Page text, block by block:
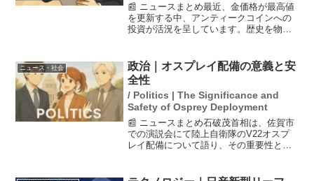
📰 ニュースまとめ最近、金価格が最高値
を更新する中、アンティークコインへの
投資が活況を呈しています。歴史を物語
います。また、ドル離れが進む中で、金
を資産として保有するこ...
ニュース・社会
政治｜オスプレイ配備の意義と安
全性
/ Politics | The Significance and
Safety of Osprey Deployment
📰 ニュースまとめ石破茂首相は、佐賀市
での演説会にて陸上自衛隊のV22オスプ
レイ配備について語り、その重要性と安
を訴え、安全対策を講じていることを説